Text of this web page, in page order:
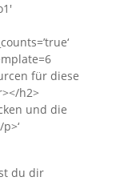
für diese
h2>
und die
du dir